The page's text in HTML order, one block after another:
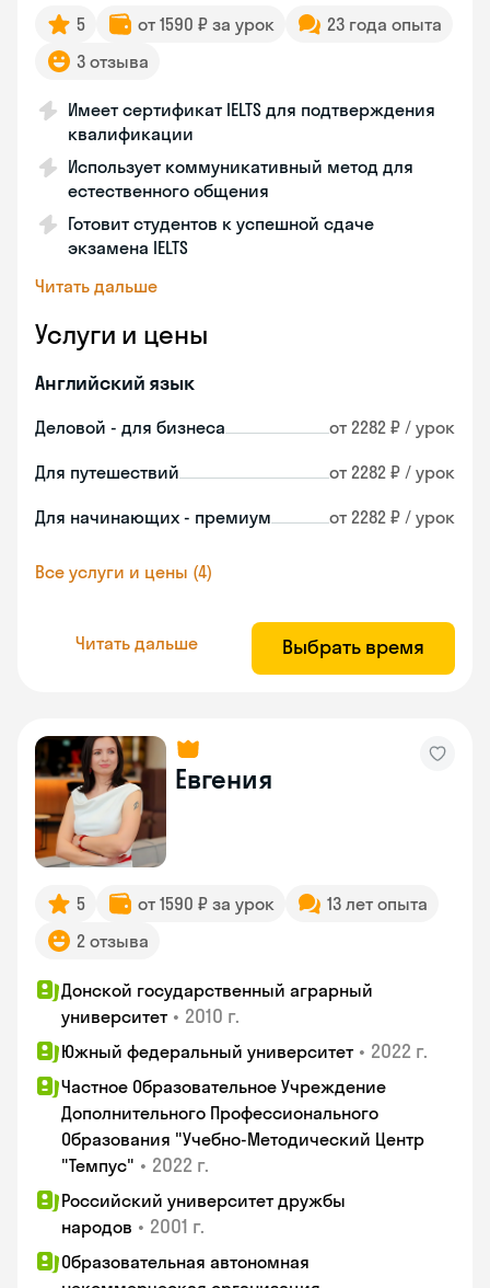
5 от 1590 ₽ за урок
23 года опыта
3 отзыва
Имеет сертификат IELTS для подтверждения
квалификации
Использует коммуникативный метод для
естественного общения
Готовит студентов к успешной сдаче
экзамена IELTS
Читать дальше
Услуги и цены
Английский язык
Деловой - для бизнеса от 2282 ₽ / урок
Для путешествий от 2282 ₽ / урок
Для начинающих - премиум от 2282 ₽ / урок
Все услуги и цены (4)
Читать дальше Выбрать время
Евгения
5 от 1590 ₽ за урок
13 лет опыта
2 отзыва
Донской государственный аграрный
университет • 2010 г.
Южный федеральный университет • 2022 г.
Частное Образовательное Учреждение
Дополнительного Профессионального
Образования "Учебно-Методический Центр
"Темпус" • 2022 г.
Российский университет дружбы
народов • 2001 г.
Образовательная автономная